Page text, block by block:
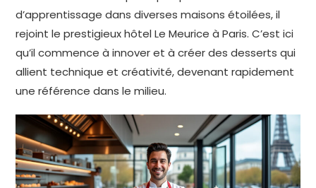
d’apprentissage dans diverses maisons étoilées, il
rejoint le prestigieux hôtel Le Meurice à Paris. C’est ici
qu’il commence à innover et à créer des desserts qui
allient technique et créativité, devenant rapidement
une référence dans le milieu.